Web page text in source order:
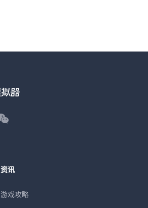
资讯
游戏攻略